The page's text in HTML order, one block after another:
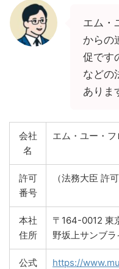
エム・
からの
促です
などの
ありま
会社
名
エム・ユー・
許可
番号
（法務大臣 許
本社
住所
〒164-0012 東
野坂上サンブ
公式
https://